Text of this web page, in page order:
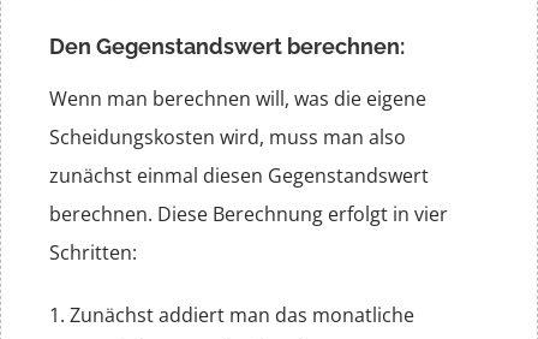
Den Gegenstandswert berechnen:
Wenn man berechnen will, was die eigene
Scheidungskosten wird, muss man also
zunächst einmal diesen Gegenstandswert
berechnen. Diese Berechnung erfolgt in vier
Schritten:
1. Zunächst addiert man das monatliche